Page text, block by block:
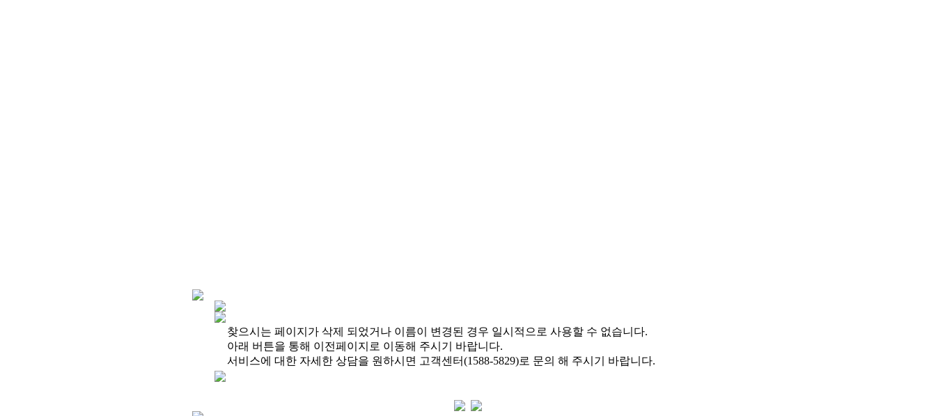
찾으시는 페이지가 삭제 되었거나 이름이 변경된 경우 일시적으로 사용할 수 없습니다.
아래 버튼을 통해 이전페이지로 이동해 주시기 바랍니다.
서비스에 대한 자세한 상담을 원하시면 고객센터(1588-5829)로 문의 해 주시기 바랍니다.